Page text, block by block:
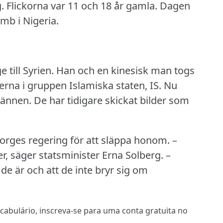
Flickorna var 11 och 18 år gamla. Dagen
i Nigeria.
till Syrien. Han och en kinesisk man togs
i gruppen Islamiska staten, IS. Nu
De har tidigare skickat bilder som
regering för att släppa honom. –
säger statsminister Erna Solberg. –
är och att de inte bryr sig om
inscreva-se para uma conta gratuita no